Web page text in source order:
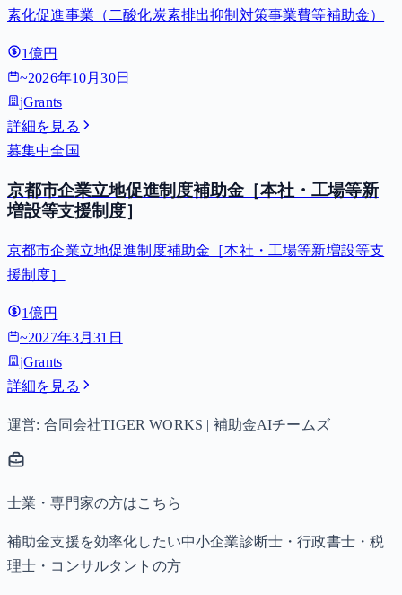
素化促進事業（二酸化炭素排出抑制対策事業費等補助金）
1億円
~2026年10月30日
jGrants
詳細を見る
募集中全国
京都市企業立地促進制度補助金［本社・工場等新
増設等支援制度］
京都市企業立地促進制度補助金［本社・工場等新増設等支
援制度］
1億円
~2027年3月31日
jGrants
詳細を見る
運営: 合同会社TIGER WORKS | 補助金AIチームズ
士業・専門家の方はこちら
補助金支援を効率化したい中小企業診断士・行政書士・税
理士・コンサルタントの方